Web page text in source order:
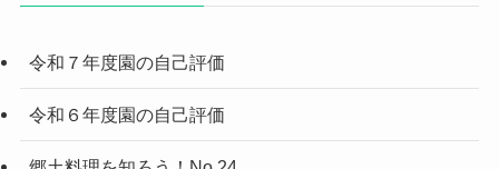
令和７年度園の自己評価
令和６年度園の自己評価